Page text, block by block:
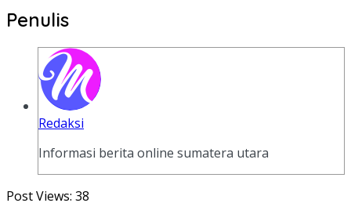
Penulis
Redaksi
Informasi berita online sumatera utara
Post Views: 38